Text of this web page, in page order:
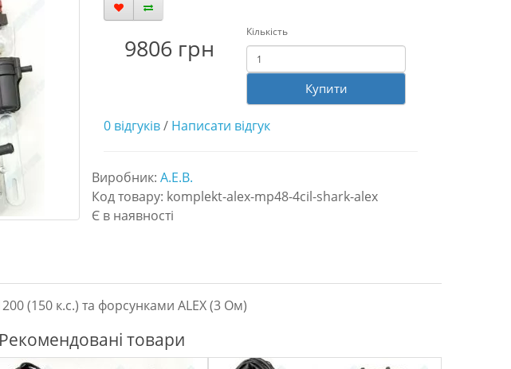
9806 грн
Кількість
Купити
0 відгуків/ Написати відгук
Виробник:A.E.B.
Код товару: komplekt-alex-mp48-4cil-shark-alex
Є в наявності
(150 к.с.) та форсунками ALEX (3 Ом)
Рекомендовані товари